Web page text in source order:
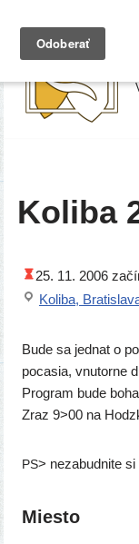
Preskočiť
Koliba
25. 11. 2006
Koliba,
Bude sa jed­nat o
poca­sia, vnu­tor­ne
Program bude
Zraz 9>00 na
PS> neza­bud­ni­te si
Miesto